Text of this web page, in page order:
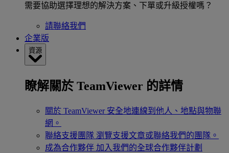
需要協助選擇理想的解決方案、下單或升級授權嗎？
請聯絡我們
企業版
資源
瞭解關於 TeamViewer 的詳情
關於 TeamViewer 安全地連線到他人、地點與物聯
網。
聯絡支援團隊 瀏覽支援文章或聯絡我們的團隊。
成為合作夥伴 加入我們的全球合作夥伴計劃